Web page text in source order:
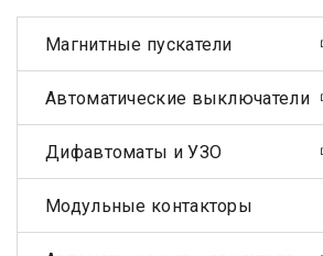
Магнитные пускатели
Автоматические выключатели
Дифавтоматы и УЗО
Модульные контакторы